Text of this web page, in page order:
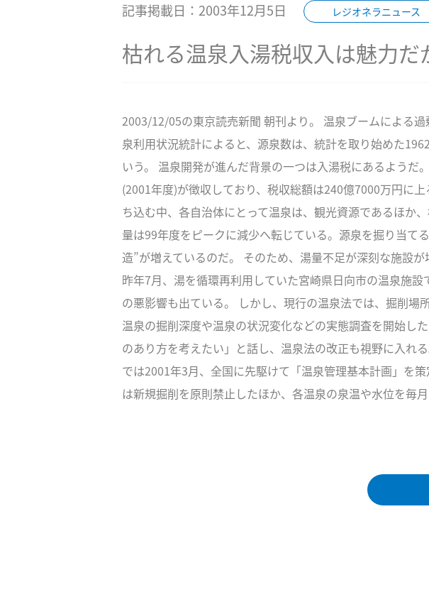
記事掲載日：2003年12月5日 レジオネラニュース
枯れる温泉入湯税収入は魅力
2003/12/05の東京読売新聞 朝刊より。 温泉ブームによる
泉利用状況統計によると、源泉数は、統計を取り始めた
いう。 温泉開発が進んだ背景の一つは入湯税にあるよう
(2001年度)が徴収しており、税収総額は240億7000万円に
ち込む中、各自治体にとって温泉は、観光資源であるほか
量は99年度をピークに減少へ転じている。源泉を掘り当て
造”が増えているのだ。 そのため、湯量不足が深刻な施設
昨年7月、湯を循環再利用していた宮崎県日向市の温泉施
の悪影響も出ている。 しかし、現行の温泉法では、掘削
温泉の掘削深度や温泉の状況変化などの実態調査を開始し
のあり方を考えたい」と話し、温泉法の改正も視野に入れ
では2001年3月、全国に先駆けて「温泉管理基本計画」を
は新規掘削を原則禁止したほか、各温泉の泉温や水位を毎